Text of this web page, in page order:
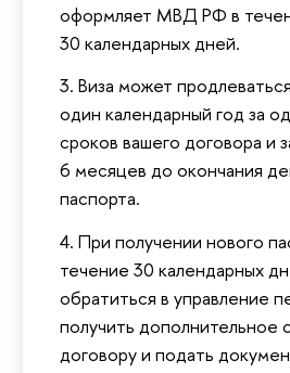
оформляет МВД РФ в
30 календарныхдней.
3. Виза может
один календарный год за
сроков вашего договора и
6 месяцев до окончания
паспорта.
4. При получении нового
течение 30 календарных
обратиться в управление
получить дополнительное
договору и подать